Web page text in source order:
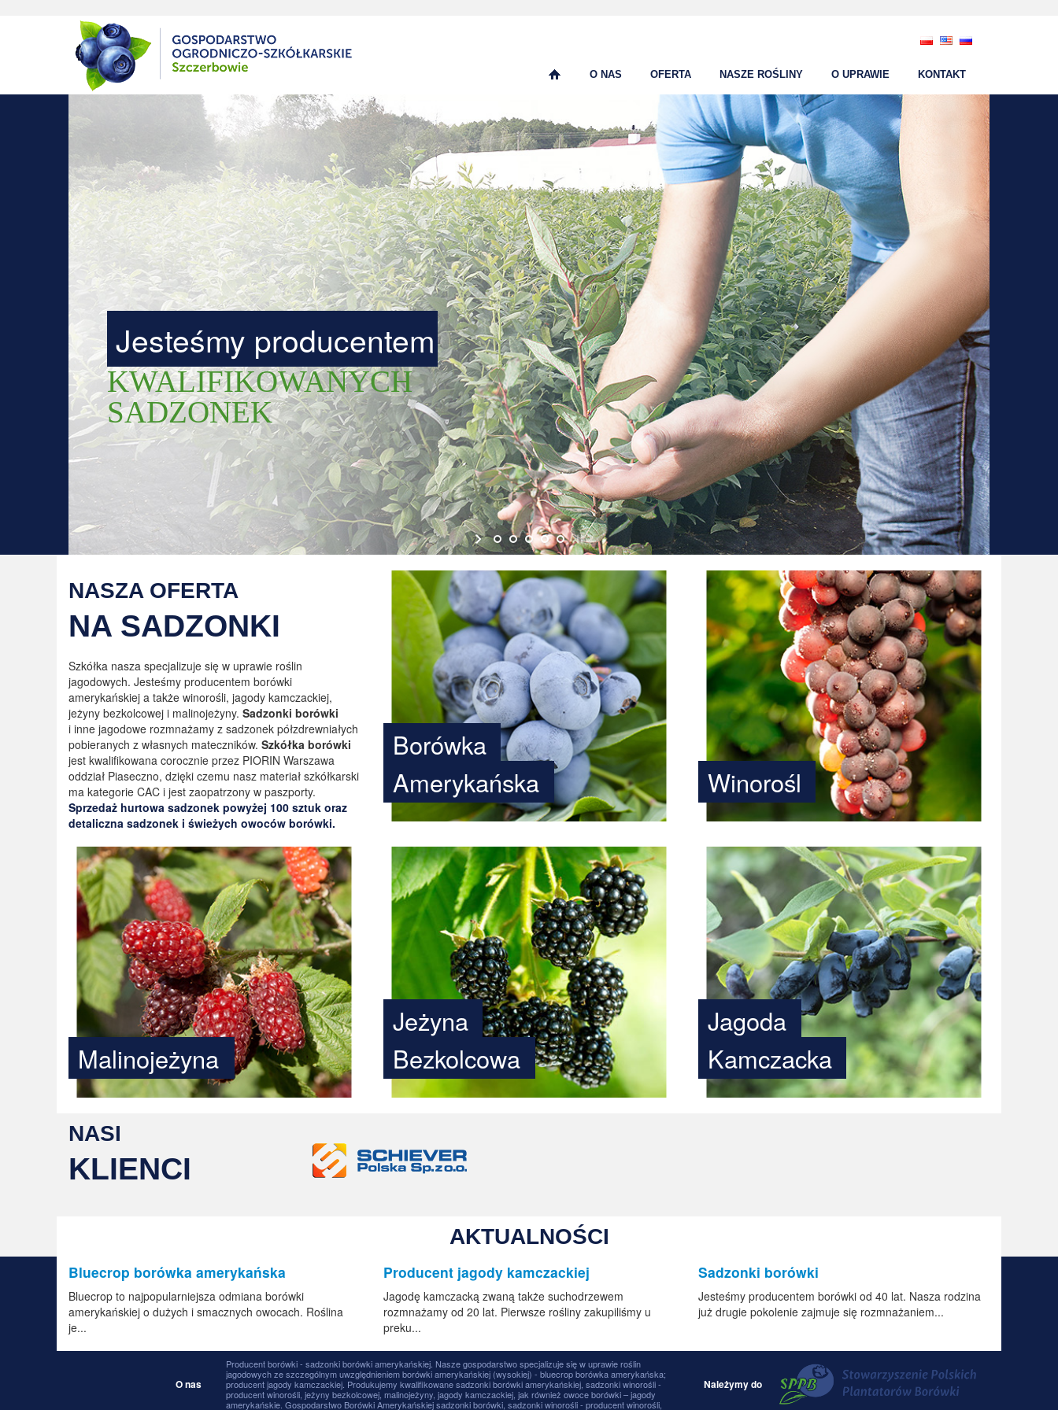
O NAS OFERTA NASZE ROŚLINY O UPRAWIE KONTAKT
Jesteśmy producentem
KWALIFIKOWANYCH
SADZONEK
NASZA OFERTA
NA SADZONKI
Szkółka nasza specjalizuje się w uprawie roślin
jagodowych. Jesteśmy producentem borówki
amerykańskiej a także winorośli, jagody kamczackiej,
jeżyny bezkolcowej i malinojeżyny. Sadzonki borówki
i inne jagodowe rozmnażamy z sadzonek półzdrewniałych
pobieranych z własnych mateczników. Szkółka borówki
jest kwalifikowana corocznie przez PIORIN Warszawa
oddział Piaseczno, dzięki czemu nasz materiał szkółkarski
ma kategorie CAC i jest zaopatrzony w paszporty.
Sprzedaż hurtowa sadzonek powyżej 100 sztuk oraz
detaliczna sadzonek i świeżych owoców borówki.
Borówka
Amerykańska
Winorośl
Malinojeżyna
Jeżyna
Bezkolcowa
Jagoda
Kamczacka
NASI
KLIENCI
AKTUALNOŚCI
Bluecrop borówka amerykańska
Bluecrop to najpopularniejsza odmiana borówki
amerykańskiej o dużych i smacznych owocach. Roślina
je...
Producent jagody kamczackiej
Jagodę kamczacką zwaną także suchodrzewem
rozmnażamy od 20 lat. Pierwsze rośliny zakupiliśmy u
preku...
Sadzonki borówki
Jesteśmy producentem borówki od 40 lat. Nasza rodzina
już drugie pokolenie zajmuje się rozmnażaniem...
O nas
Producent borówki - sadzonki borówki amerykańskiej. Nasze gospodarstwo specjalizuje się w uprawie roślin
jagodowych ze szczególnym uwzględnieniem borówki amerykańskiej (wysokiej) - bluecrop borówka amerykańska;
producent jagody kamczackiej. Produkujemy kwalifikowane sadzonki borówki amerykańskiej, sadzonki winorośli -
producent winorośli, jeżyny bezkolcowej, malinojeżyny, jagody kamczackiej, jak również owoce borówki – jagody
amerykańskie. Gospodarstwo Borówki Amerykańskiej sadzonki borówki, sadzonki winorośli - producent winorośli,
Należymy do